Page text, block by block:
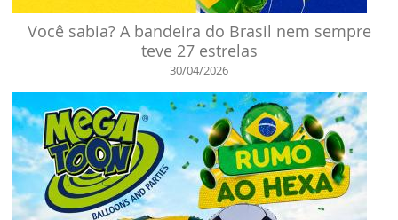
Você sabia? A bandeira do Brasil nem sempre
teve 27 estrelas
30/04/2026